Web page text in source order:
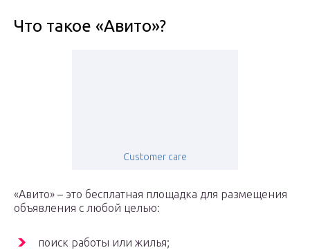
Что такое «Авито»?
Customer care
«Авито» – это бесплатная площадка для размещения
объявления с любой целью:
поиск работы или жилья;